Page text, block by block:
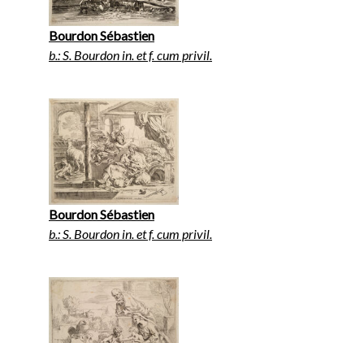
Bourdon Sébastien
b.: S. Bourdon in. et f. cum privil.
Bourdon Sébastien
b.: S. Bourdon in. et f. cum privil.